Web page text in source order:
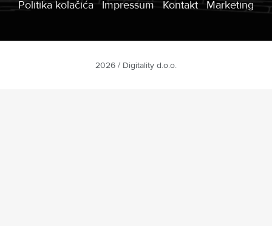
Politika kolačića
Impressum Kontakt Marketing
2026 / Digitality d.o.o.